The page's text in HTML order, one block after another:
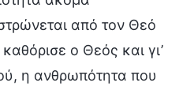
από τον Θεό
ο Θεός και γι’
η ανθρωπότητα που